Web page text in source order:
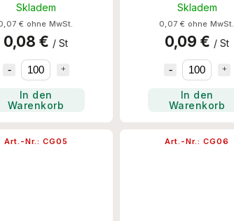
Skladem
€ ohne MwSt.
0,08 € / St
In den
Warenkorb
Skladem
0,07 € ohne MwSt.
0,09 € / St
In den
Warenkorb
Art.-Nr.: CG05 Art.-Nr.: CG06